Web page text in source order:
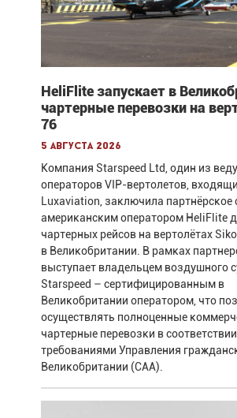
HeliFlite запускает в
чартерные перевозки на
76
5 августа 2026
Компания Starspeed Ltd, один из
операторов VIP-вертолетов,
Luxaviation, заключила партнёрское
американским оператором HeliFlite
чартерных рейсов на вертолётах
в Великобритании. В рамках
выступает владельцем воздушного
Starspeed – сертифицированным в
Великобритании оператором, что
осуществлять полноценные
чартерные перевозки в
требованиями Управления
Великобритании (CAA).